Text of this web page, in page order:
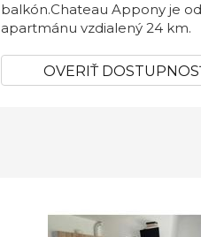
balkón.Chateau Appony je od
apartmánu vzdialený 24 km.
OVERIŤ